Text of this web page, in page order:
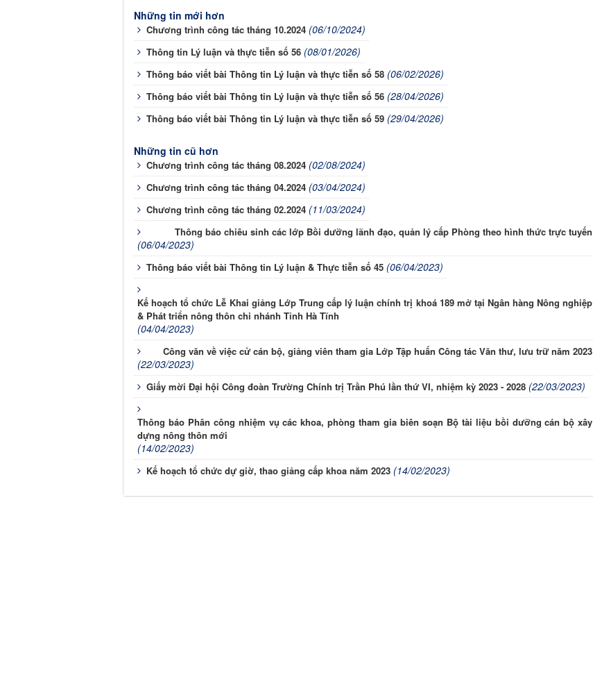
Những tin mới hơn
Chương trình công tác tháng 10.2024 (06/10/2024)
Thông tin Lý luận và thực tiễn số 56 (08/01/2026)
Thông báo viết bài Thông tin Lý luận và thực tiễn số 58 (06/02/2026)
Thông báo viết bài Thông tin Lý luận và thực tiễn số 56 (28/04/2026)
Thông báo viết bài Thông tin Lý luận và thực tiễn số 59 (29/04/2026)
Những tin cũ hơn
Chương trình công tác tháng 08.2024 (02/08/2024)
Chương trình công tác tháng 04.2024 (03/04/2024)
Chương trình công tác tháng 02.2024 (11/03/2024)
Thông báo chiêu sinh các lớp Bồi dưỡng lãnh đạo, quản lý cấp Phòng theo hình thức trực tuyến
(06/04/2023)
Thông báo viết bài Thông tin Lý luận & Thực tiễn số 45 (06/04/2023)
Kế hoạch tổ chức Lễ Khai giảng Lớp Trung cấp lý luận chính trị khoá 189 mở tại Ngân hàng Nông nghiệp
& Phát triển nông thôn chi nhánh Tỉnh Hà Tĩnh
(04/04/2023)
Công văn về việc cử cán bộ, giảng viên tham gia Lớp Tập huấn Công tác Văn thư, lưu trữ năm 2023
(22/03/2023)
Giấy mời Đại hội Công đoàn Trường Chính trị Trần Phú lần thứ VI, nhiệm kỳ 2023 - 2028 (22/03/2023)
Thông báo Phân công nhiệm vụ các khoa, phòng tham gia biên soạn Bộ tài liệu bồi dưỡng cán bộ xây
dựng nông thôn mới
(14/02/2023)
Kế hoạch tổ chức dự giờ, thao giảng cấp khoa năm 2023 (14/02/2023)